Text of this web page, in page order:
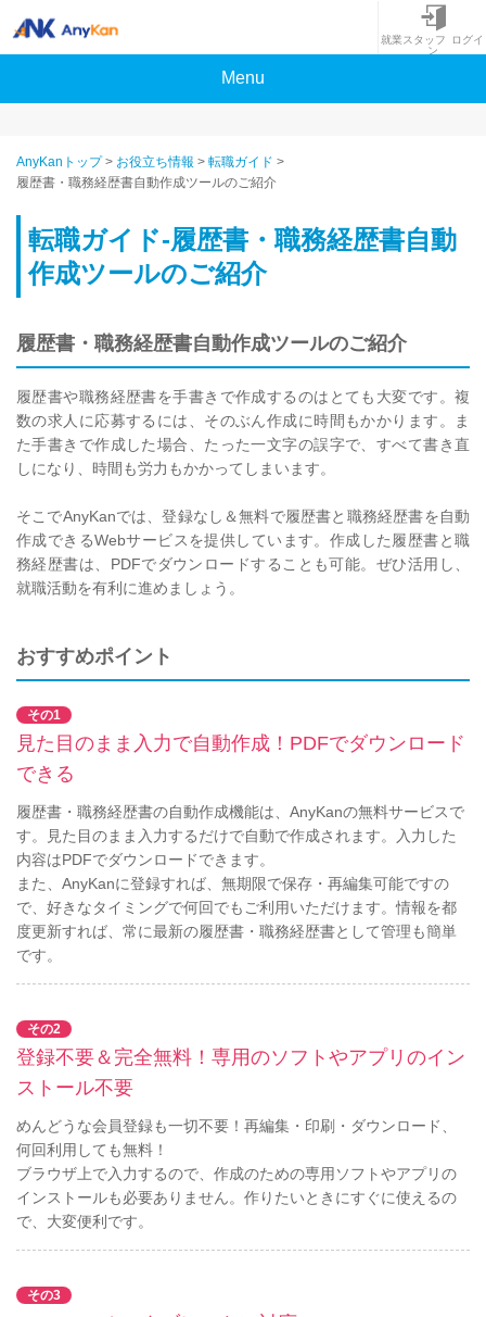
就業スタッフ ログイ
ン
Menu
AnyKanトップ > お役立ち情報 > 転職ガイド >
履歴書・職務経歴書自動作成ツールのご紹介
転職ガイド-履歴書・職務経歴書自動
作成ツールのご紹介
履歴書・職務経歴書自動作成ツールのご紹介
履歴書や職務経歴書を手書きで作成するのはとても大変です。複
数の求人に応募するには、そのぶん作成に時間もかかります。ま
た手書きで作成した場合、たった一文字の誤字で、すべて書き直
しになり、時間も労力もかかってしまいます。
そこでAnyKanでは、登録なし＆無料で履歴書と職務経歴書を自動
作成できるWebサービスを提供しています。作成した履歴書と職
務経歴書は、PDFでダウンロードすることも可能。ぜひ活用し、
就職活動を有利に進めましょう。
おすすめポイント
その1
見た目のまま入力で自動作成！PDFでダウンロード
できる
履歴書・職務経歴書の自動作成機能は、AnyKanの無料サービスで
す。見た目のまま入力するだけで自動で作成されます。入力した
内容はPDFでダウンロードできます。
また、AnyKanに登録すれば、無期限で保存・再編集可能ですの
で、好きなタイミングで何回でもご利用いただけます。情報を都
度更新すれば、常に最新の履歴書・職務経歴書として管理も簡単
です。
その2
登録不要＆完全無料！専用のソフトやアプリのイン
ストール不要
めんどうな会員登録も一切不要！再編集・印刷・ダウンロード、
何回利用しても無料！
ブラウザ上で入力するので、作成のための専用ソフトやアプリの
インストールも必要ありません。作りたいときにすぐに使えるの
で、大変便利です。
その3